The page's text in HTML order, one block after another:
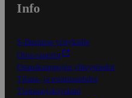
Info
S-Business yrityksille
Oiva-raportit
Osuuskauppojen yhteystiedot
Tilaus- ja toimitusehdot
Tietosuojakäytäntö